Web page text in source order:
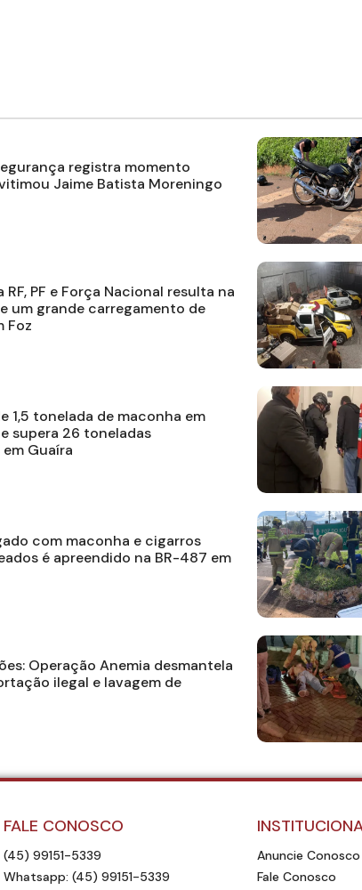
registra momento
Jaime Batista Moreningo
RF, PF e Força Nacional resulta na
um grande carregamento de
Foz
1,5 tonelada de maconha em
supera 26 toneladas
Guaíra
com maconha e cigarros
é apreendido na BR-487 em
Operação Anemia desmantela
ilegal e lavagem de
FALE CONOSCO
(45) 99151-5339
Whatsapp: (45) 99151-5339
Anuncie Conosco
Fale Conosco